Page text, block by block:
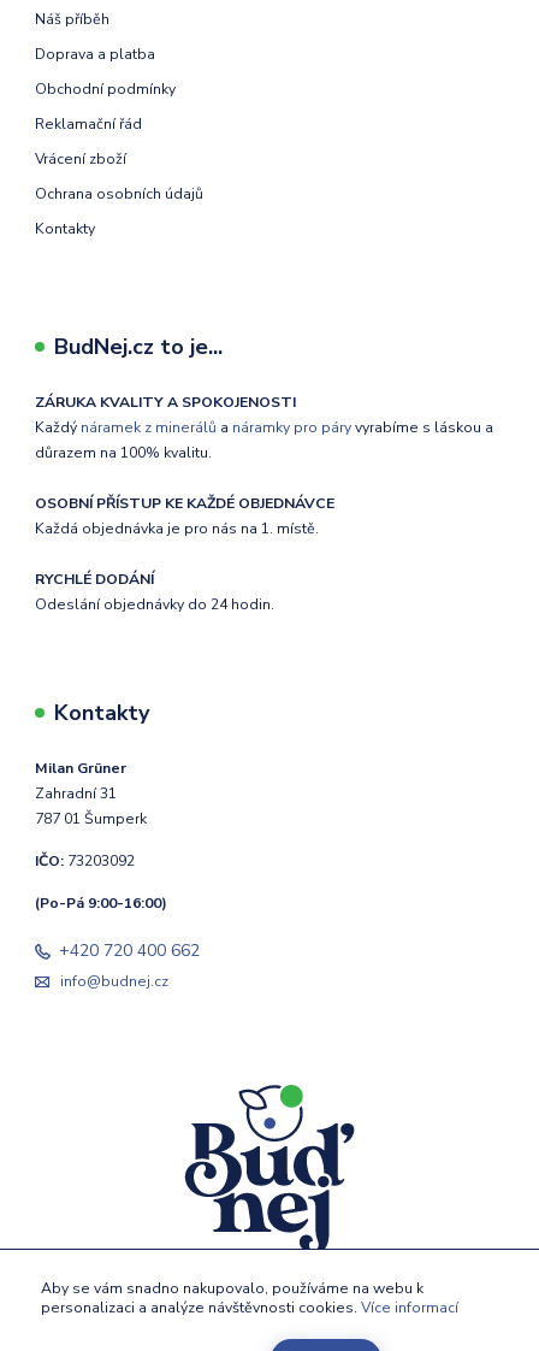
Náš příběh
Doprava a platba
Obchodní podmínky
Reklamační řád
Vrácení zboží
Ochrana osobních údajů
Kontakty
BudNej.cz to je...
ZÁRUKA KVALITY A SPOKOJENOSTI
Každý náramek z minerálů a náramky pro páryvyrabíme s láskou a
důrazem na 100% kvalitu.
OSOBNÍ PŘÍSTUP KE KAŽDÉ OBJEDNÁVCE
Každá objednávka je pro nás na 1. místě.
RYCHLÉ DODÁNÍ
Odeslání objednávky do 24 hodin.
Kontakty
Milan Grüner
Zahradní 31
787 01 Šumperk
IČO: 73203092
(Po-Pá 9:00-16:00)
+420 720 400 662
info@budnej.cz
Aby se vám snadno nakupovalo, používáme na webu k
personalizaci a analýze návštěvnosti cookies. Více informací